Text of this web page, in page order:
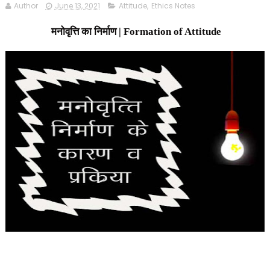
Author June 13, 2021 Attitude, Ethics Notes
मनोवृत्ति का निर्माण | Formation of Attitude